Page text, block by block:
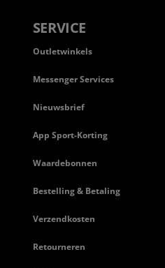
SERVICE
Outletwinkels
Messenger Services
Nieuwsbrief
App Sport-Korting
Waardebonnen
Bestelling & Betaling
Verzendkosten
Retourneren